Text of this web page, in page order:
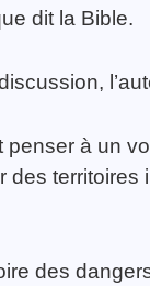
dit la Bible.
penser à un
des
des